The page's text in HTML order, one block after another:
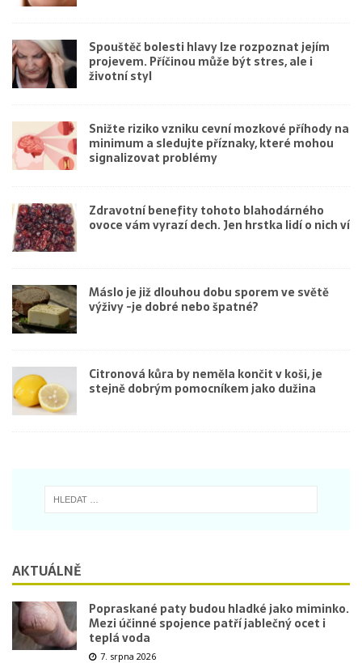
Spouštěč bolesti hlavy lze rozpoznat jejím
projevem. Příčinou může být stres, ale i
životní styl
Snižte riziko vzniku cevní mozkové příhody na
minimum a sledujte příznaky, které mohou
signalizovat problémy
Zdravotní benefity tohoto blahodárného
ovoce vám vyrazí dech. Jen hrstka lidí o nich ví
Máslo je již dlouhou dobu sporem ve světě
výživy -je dobré nebo špatné?
Citronová kůra by neměla končit v koši, je
stejně dobrým pomocníkem jako dužina
AKTUÁLNĚ
Popraskané paty budou hladké jako miminko.
Mezi účinné spojence patří jablečný ocet i
teplá voda
7. srpna 2026